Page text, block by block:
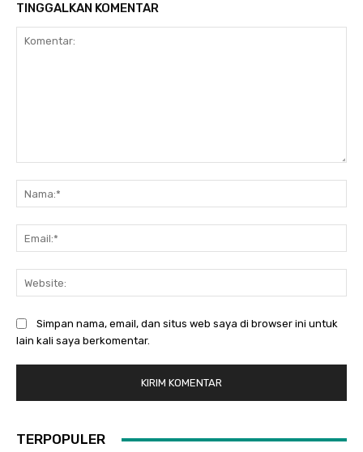
TINGGALKAN KOMENTAR
Simpan nama, email, dan situs web saya di browser ini untuk
lain kali saya berkomentar.
TERPOPULER